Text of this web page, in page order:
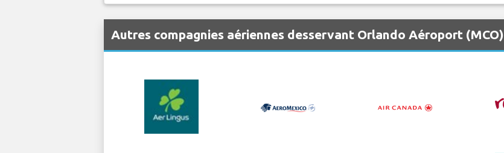
Autres compagnies aériennes desservant Orlando Aéroport (MCO)